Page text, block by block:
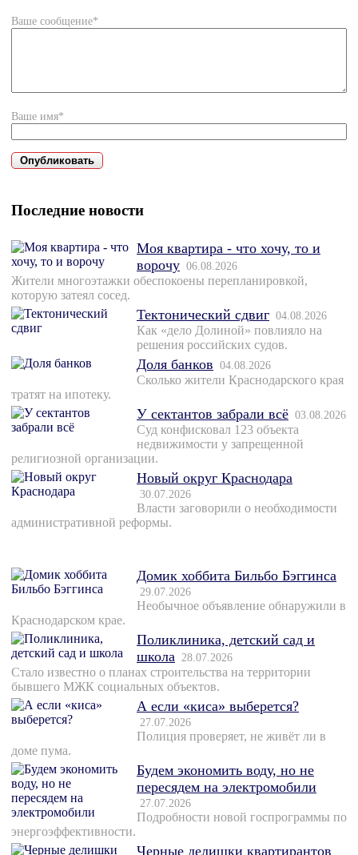
Ваше сообщение*
Ваше имя*
Последние новости
Моя квартира - что хочу, то и
ворочу 06.08.2026
Жители многоэтажки обеспокоены перепланировкой,
которую затеял сосед.
Тектонический сдвиг 04.08.2026
Как «дело Долиной» повлияло на
решения российских судов.
Доля банков 04.08.2026
Сколько жители Краснодарского края
тратят на ипотеку.
У сектантов забрали всё 03.08.2026
Суд конфисковал 123 объекта
недвижимости у запрещенной
религиозной организации.
Новый округ Краснодара
30.07.2026
Власти заговорили о необходимости
административной реформы.
Домик хоббита Бильбо Бэггинса
29.07.2026
Необычное объявление обнаружили в
Краснодарском крае.
Поликлиника, детский сад и
школа 28.07.2026
Стало известно о планах строительства на территории
бывшего МЖК социальных объектов.
А если «киса» выберется?
27.07.2026
Полиция проверяет, не живёт ли в
доме пума.
Будем экономить воду, но не
пересядем на электромобили
27.07.2026
Подробности новой госпрограммы по
энергоэффективности.
Черные делишки квартирантов